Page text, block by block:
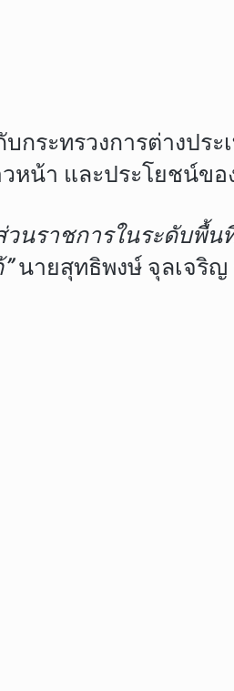
กระทรวงการต่าง
า และประโยชน์ข
นราชการในระดับ
นายสุทธิพงษ์ จุลเจริญ